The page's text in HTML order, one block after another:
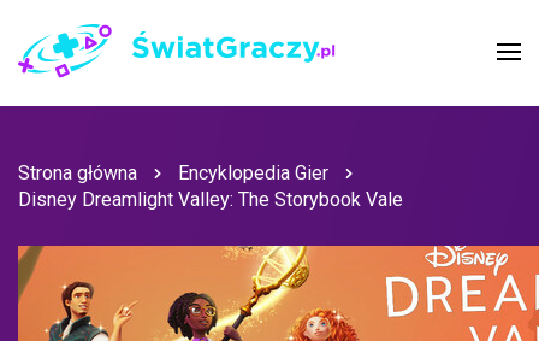
Strona główna
Encyklopedia Gier
Disney Dreamlight Valley: The Storybook Vale